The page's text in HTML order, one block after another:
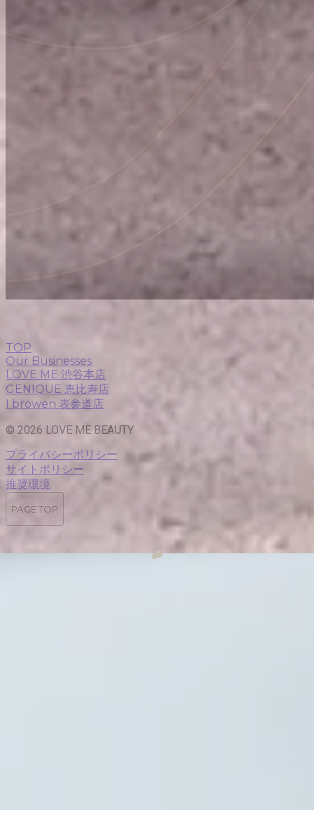
TOP
Our Businesses
LOVE ME 渋谷本店
GENIQUE 恵比寿店
I browen 表参道店
© 2026 LOVE ME BEAUTY
プライバシーポリシー
サイトポリシー
推奨環境
PAGE TOP